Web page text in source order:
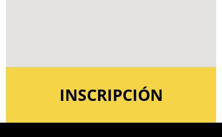
INSCRIPCIÓN